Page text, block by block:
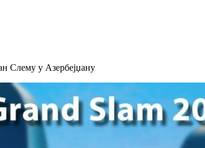
Слему у Азербејџану